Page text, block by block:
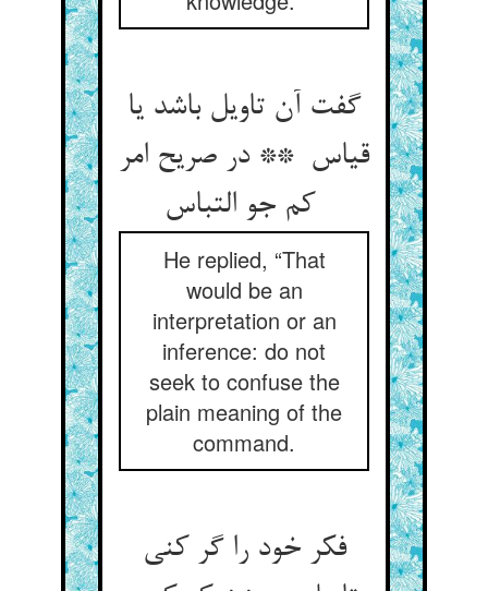
گفت آن تاویل باشد یا
قیاس ** در صریح امر
He replied, “That
would be an
interpretation or an
inference: do not
seek to confuse the
plain meaning of the
command.
فکر خود را گر کنی